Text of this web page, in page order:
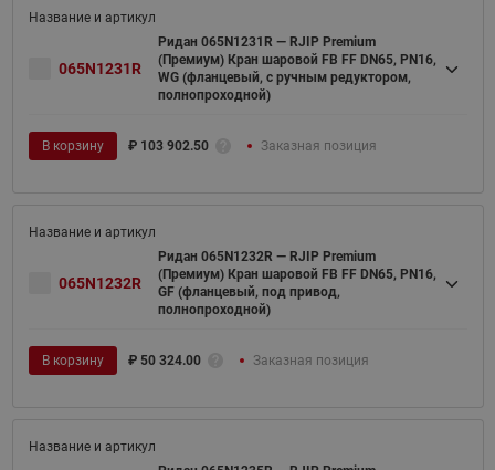
065N1231R
Ридан 065N1231R — RJIP Premium
(Премиум) Кран шаровой FB FF DN65, PN16,
WG (фланцевый, с ручным редуктором,
полнопроходной)
В корзину ₽ 103 902.50 Заказная позиция
065N1232R
Ридан 065N1232R — RJIP Premium
(Премиум) Кран шаровой FB FF DN65, PN16,
GF (фланцевый, под привод,
полнопроходной)
В корзину ₽ 50 324.00 Заказная позиция